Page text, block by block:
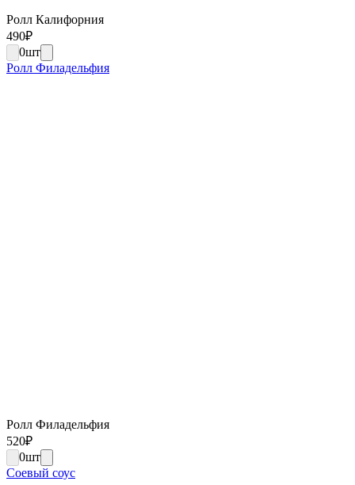
Ролл Калифорния
490₽
0шт
Ролл Филадельфия
Ролл Филадельфия
520₽
0шт
Соевый соус